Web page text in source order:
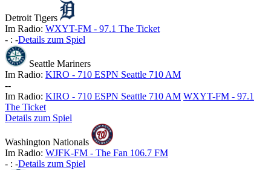
Detroit Tigers
Im Radio: WXYT-FM - 97.1 The Ticket
- : -Details zum Spiel
Seattle Mariners
Im Radio: KIRO - 710 ESPN Seattle 710 AM
--
Im Radio: KIRO - 710 ESPN Seattle 710 AM WXYT-FM - 97.1
The Ticket
Details zum Spiel
Washington Nationals
Im Radio: WJFK-FM - The Fan 106.7 FM
- : -Details zum Spiel